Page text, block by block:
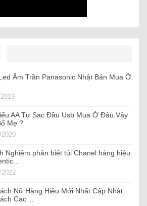
Âm Trần Panasonic Nhật Bản Mua Ở
AA Tự Sạc Đầu Usb Mua Ở Đâu Vậy
Mẹ ?
2020
Nghiệm phân biệt túi Chanel hàng hiệu
2022
Nữ Hàng Hiệu Mới Nhất Cập Nhật
Cao…